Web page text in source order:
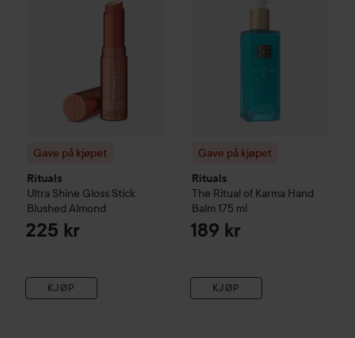
Gave på kjøpet
Rituals
Ultra Shine Gloss Stick
Blushed Almond
225 kr
KJØP
Gave på kjøpet
Rituals
The Ritual of Karma Hand
Balm 175 ml
189 kr
KJØP